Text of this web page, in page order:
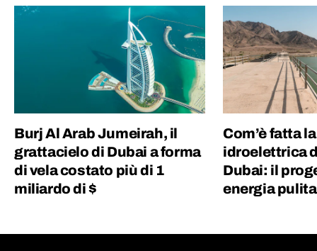
gruppo Ciaopeople. Sono dell'idea che la
cultura sia la più grande ricchezza per un
Paese e ho deciso di dedicare la mia vita per
offrire un contributo e far appassionare le
persone alla conoscenza. Col sorriso :)
Burj Al Arab Jumeirah, il
grattacielo di Dubai a forma
di vela costato più di 1
miliardo di $
Com’è fatta
idroelettrica
Dubai: il
energia